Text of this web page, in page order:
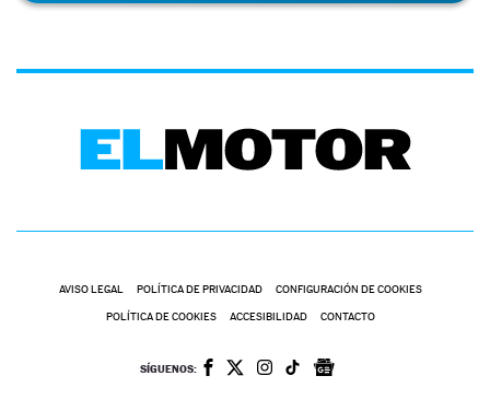
AVISO LEGAL POLÍTICA DE PRIVACIDAD CONFIGURACIÓN DE COOKIES
POLÍTICA DE COOKIES ACCESIBILIDAD CONTACTO
SÍGUENOS: